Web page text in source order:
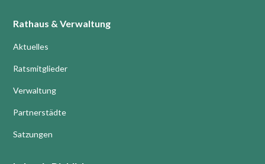
Rathaus & Verwaltung
Aktuelles
Ratsmitglieder
Verwaltung
Partnerstädte
Satzungen